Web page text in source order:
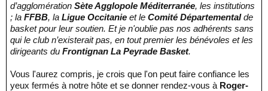
d’agglomération Sète Agglopole Méditerranée, les institutions
; la FFBB, la Ligue Occitanie et le Comité Départementalde
basket pour leur soutien. Et je n'oublie pas nos adhérents sans
qui le club n’existerait pas, en tout premier les bénévoles et les
dirigeants du Frontignan La Peyrade Basket.
Vous l'aurez compris, je crois que l'on peut faire confiance les
yeux fermés à notre hôte et se donner rendez-vous à Roger-